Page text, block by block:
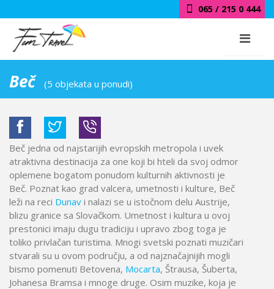
065 / 215 0 444
Beč (5 objekata u ponudi)
Beč jedna od najstarijih evropskih metropola i uvek
atraktivna destinacija za one koji bi hteli da svoj odmor
oplemene bogatom ponudom kulturnih aktivnosti je
Beč. Poznat kao grad valcera, umetnosti i kulture, Beč
leži na reci Dunav i nalazi se u istočnom delu Austrije,
blizu granice sa Slovačkom. Umetnost i kultura u ovoj
prestonici imaju dugu tradiciju i upravo zbog toga je
toliko privlačan turistima. Mnogi svetski poznati muzičari
stvarali su u ovom području, a od najznačajnijih mogli
bismo pomenuti Betovena, Mocarta, Štrausa, Šuberta,
Johanesa Bramsa i mnoge druge. Osim muzike, koja je